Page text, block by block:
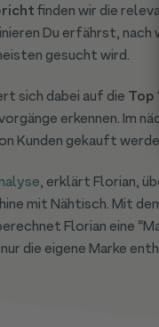
finden wir die
Du erfährst, nach
gesucht wird.
sich dabei auf die Top
erkennen. Im
Kunden gekauft
, erklärt Florian,
mit Nähtisch. Mit
Florian eine
die eigene Marke